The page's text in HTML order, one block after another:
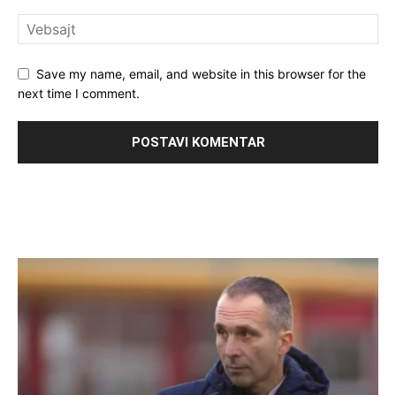
Save my name, email, and website in this browser for the
next time I comment.